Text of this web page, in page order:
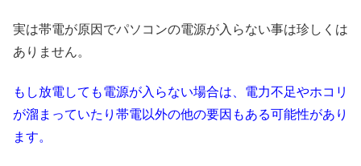
実は帯電が原因でパソコンの電源が入らない事は珍しくは
ありません。
もし放電しても電源が入らない場合は、電力不足やホコリ
が溜まっていたり帯電以外の他の要因もある可能性があり
ます。